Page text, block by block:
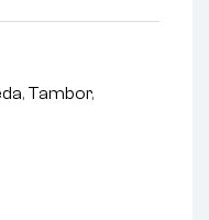
, Tambor,